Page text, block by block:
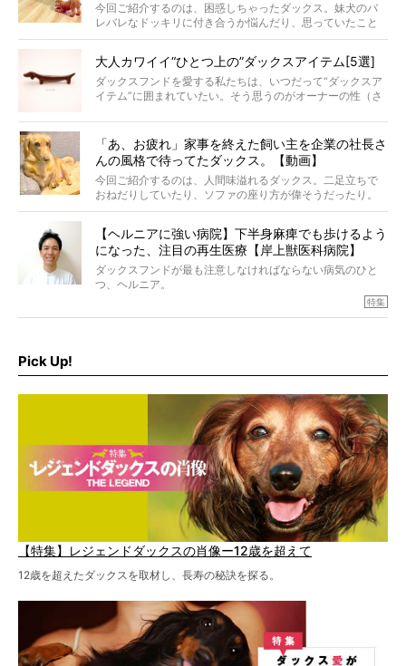
今回ご紹介するのは、困惑しちゃったダックス。妹犬のバ
レバレなドッキリに付き合うか悩んだり、思っていたこと
と違う事態に陥ったり。そんなお悩み全開なダックスの様
大人カワイイ“ひとつ上の”ダックスアイテム[5選]
ダックスフンドを愛する私たちは、いつだって“ダックスア
イテム”に囲まれていたい。そう思うのがオーナーの性（さ
ムをご紹介。
「あ、お疲れ」家事を終えた飼い主を企業の社長さ
んの風格で待ってたダックス。【動画】
今回ご紹介するのは、人間味溢れるダックス。二足立ちで
おねだりしていたり、ソファの座り方が偉そうだったり。
今にも言葉を発しそうなダックスの姿は、もう人間にしか
【ヘルニアに強い病院】下半身麻痺でも歩けるよう
になった、注目の再生医療【岸上獣医科病院】
ダックスフンドが最も注意しなければならない病気のひと
つ、ヘルニア。
特集『ヘルニアに、負けない』では、ヘルニアに強い動物
を点滴投与する治療により、歩けなかった子が投与37日で
特集
Pick Up!
【特集】レジェンドダックスの肖像ー12歳を超えて
12歳を超えたダックスを取材し、長寿の秘訣を探る。